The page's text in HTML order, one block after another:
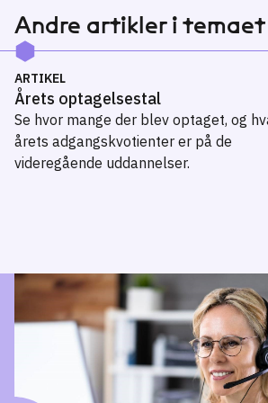
Andre artikler i temaet
ARTIKEL
Årets optagelsestal
Se hvor mange der blev optaget, og
årets adgangskvotienter er på de
videregående uddannelser.